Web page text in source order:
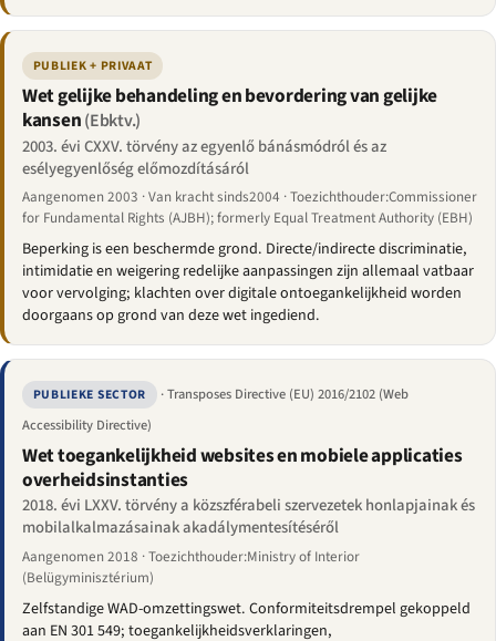
PUBLIEK + PRIVAAT
Wet gelijke behandeling en bevordering van gelijke
kansen(Ebktv.)
2003. évi CXXV. törvény az egyenlő bánásmódról és az
esélyegyenlőség előmozdításáról
Aangenomen 2003 · Van kracht sinds2004 · Toezichthouder:Commissioner
for Fundamental Rights (AJBH); formerly Equal Treatment Authority (EBH)
Beperking is een beschermde grond. Directe/indirecte discriminatie,
intimidatie en weigering redelijke aanpassingen zijn allemaal vatbaar
voor vervolging; klachten over digitale ontoegankelijkheid worden
doorgaans op grond van deze wet ingediend.
PUBLIEKE SECTOR
· Transposes Directive (EU) 2016/2102 (Web
Accessibility Directive)
Wet toegankelijkheid websites en mobiele applicaties
overheidsinstanties
2018. évi LXXV. törvény a közszférabeli szervezetek honlapjainak és
mobilalkalmazásainak akadálymentesítéséről
Aangenomen 2018 · Toezichthouder:Ministry of Interior
(Belügyminisztérium)
Zelfstandige WAD-omzettingswet. Conformiteitsdrempel gekoppeld
aan EN 301 549; toegankelijkheidsverklaringen,